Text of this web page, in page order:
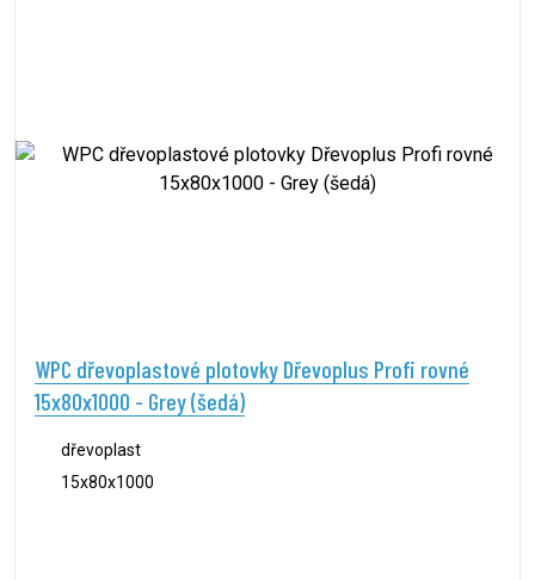
WPC dřevoplastové plotovky Dřevoplus Profi rovné
15x80x1000 - Grey (šedá)
dřevoplast
15x80x1000